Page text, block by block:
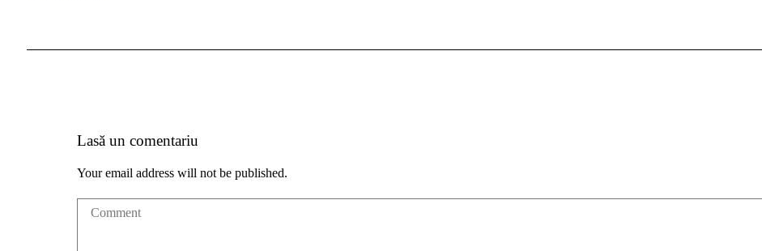
Lasă un comentariu
Your email address will not be published.